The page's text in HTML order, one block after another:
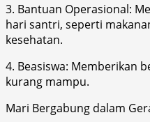
3. Bantuan Operasional:
hari santri, seperti
kesehatan.
4. Beasiswa: Memberikan
kurang mampu.
Mari Bergabung dalam